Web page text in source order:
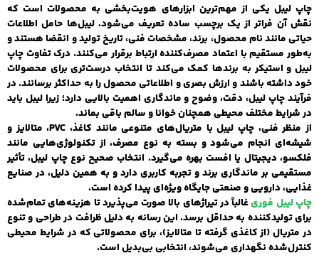
چاپ لیبل یکی از مهم‌ترین ابزارهای هویت‌بخشی به محصولات است که
نقش آن فراتر از یک برچسب ساده تعریف می‌شود. لیبل‌ها حامل اطلاعات
حیاتی مانند نام محصول، برند، مشخصات فنی، تاریخ تولید و انقضا هستند و
به‌طور مستقیم با اعتماد مصرف‌کننده ارتباط برقرار می‌کنند. درک تفاوت چاپ
لیبل و استیکر به برندها کمک می‌کند تا انتخاب درست‌تری برای محصولات
خود داشته باشند و ارزش بصری و اطلاعاتی محصول را به حداکثر برسانند. در
فرآیند چاپ لیبل، دقت، وضوح و ماندگاری اهمیت بالایی دارد؛ زیرا لیبل باید
در شرایط مختلف محیطی همچنان خوانا و سالم باقی بماند.
از منظر فنی، چاپ لیبل با متریال‌های متنوعی مانند کاغذ، PVC، متالایز و
شیشه‌ای انجام می‌شود و بسته به نوع مصرف، از تکنولوژی‌هایی مانند
فلکسو، دیجیتال یا افست بهره می‌گیرد. انتخاب صحیح نوع چاپ لیبل، تأثیر
مستقیمی بر ماندگاری برند و تجربه کاربری دارد و به همین دلیل، در صنایع
غذایی، دارویی و صنعتی جایگاه ویژه‌ای پیدا کرده است.
چاپ لیبل فوریغالباً در تیراژهای بالا صورت می‌پذیرد تا هزینه‌های تمام‌شده
برای تولیدکننده به حداقل برسد. این رسانه به دلیل ظرافت در طراحی و تنوع
در متریال (از کاغذی گرفته تا متالایز)، برای محصولاتی که در شرایط محیطی
کنترل‌شده نگهداری می‌شوند، انتخابی بی‌بدیل است.